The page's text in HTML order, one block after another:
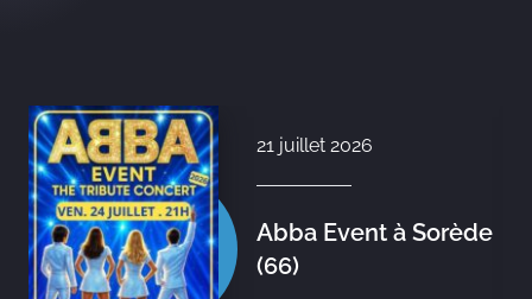
21 juillet 2026
Abba Event à Sorède
(66)